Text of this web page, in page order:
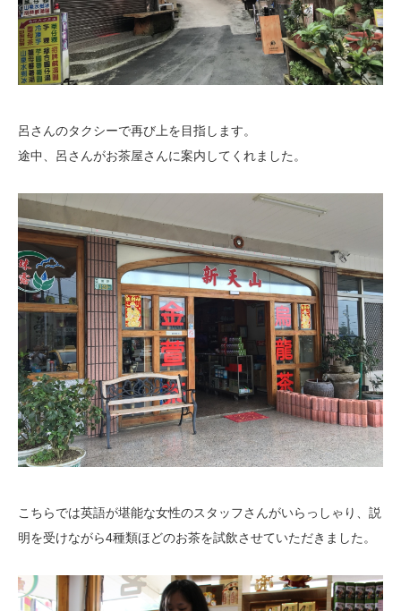
呂さんのタクシーで再び上を目指します。
途中、呂さんがお茶屋さんに案内してくれました。
こちらでは英語が堪能な女性のスタッフさんがいらっしゃり、説
明を受けながら4種類ほどのお茶を試飲させていただきました。